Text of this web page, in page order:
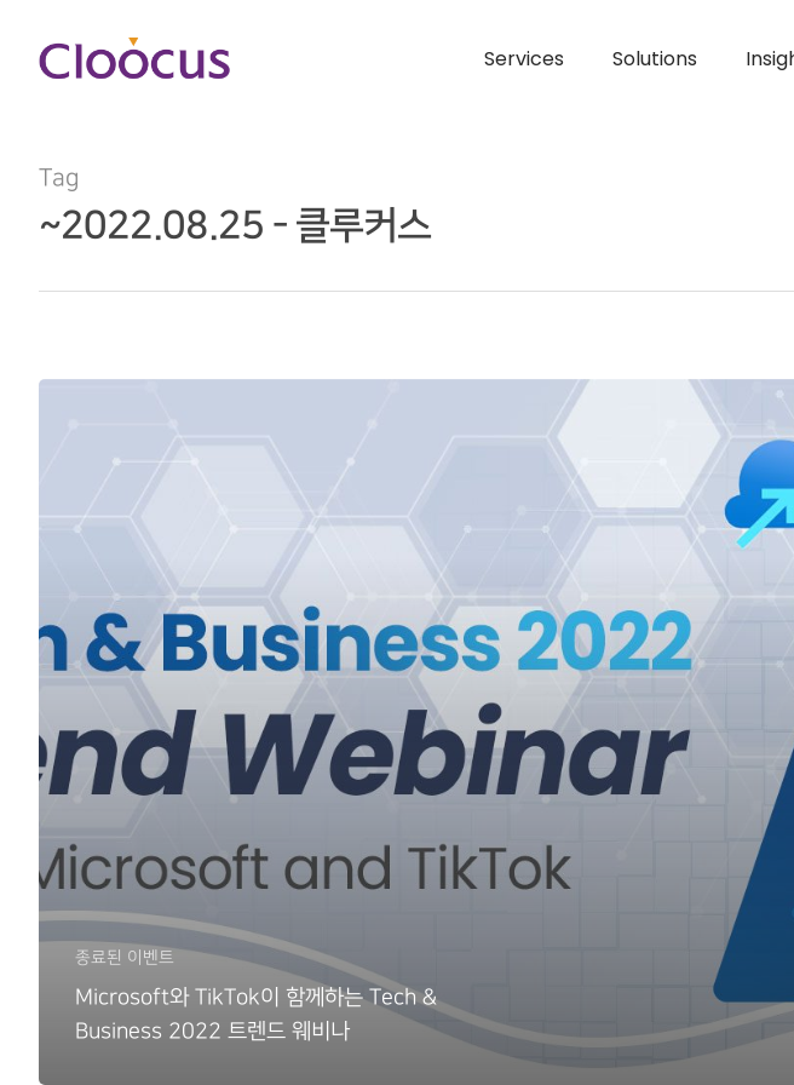
Hit enter to search or ESC to close
Services Solutions
Tag
~2022.08.25 - 클루커스
종료된 이벤트
Microsoft와 TikTok이 함께하는 Tech &
Business 2022 트렌드 웨비나